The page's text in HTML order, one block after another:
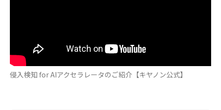
侵入検知 for AIアクセラレータのご紹介【キヤノン公式】